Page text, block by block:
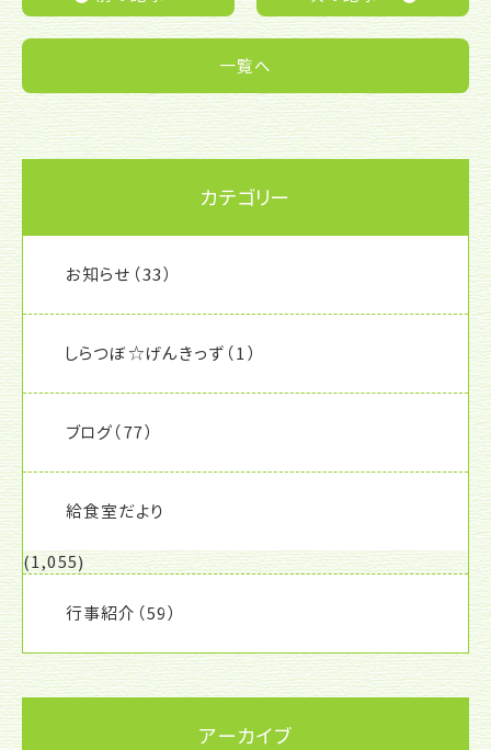
o
一覧へ
カテゴリー
お知らせ （33）
しらつぼ☆げんきっず （1）
ブログ（77）
給食室だより
(1,055)
行事紹介 （59）
アーカイブ